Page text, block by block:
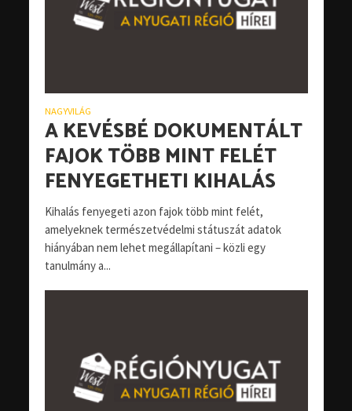
NAGYVILÁG
A KEVÉSBÉ DOKUMENTÁLT
FAJOK TÖBB MINT FELÉT
FENYEGETHETI KIHALÁS
Kihalás fenyegeti azon fajok több mint felét,
amelyeknek természetvédelmi státuszát adatok
hiányában nem lehet megállapítani – közli egy
tanulmány a...